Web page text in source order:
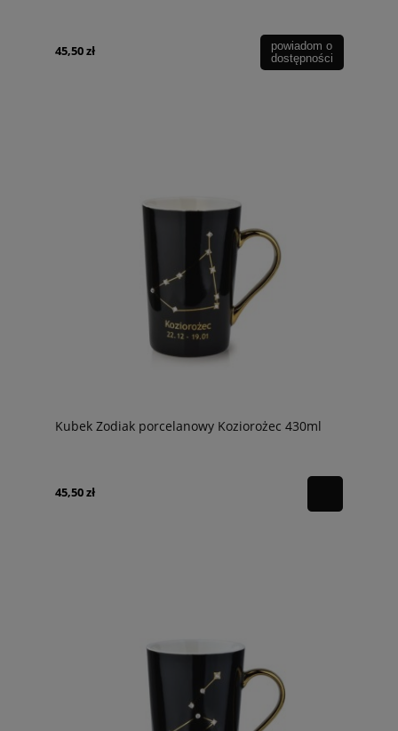
45,50 zł
powiadom o
dostępności
Kubek Zodiak porcelanowy Koziorożec 430ml
45,50 zł